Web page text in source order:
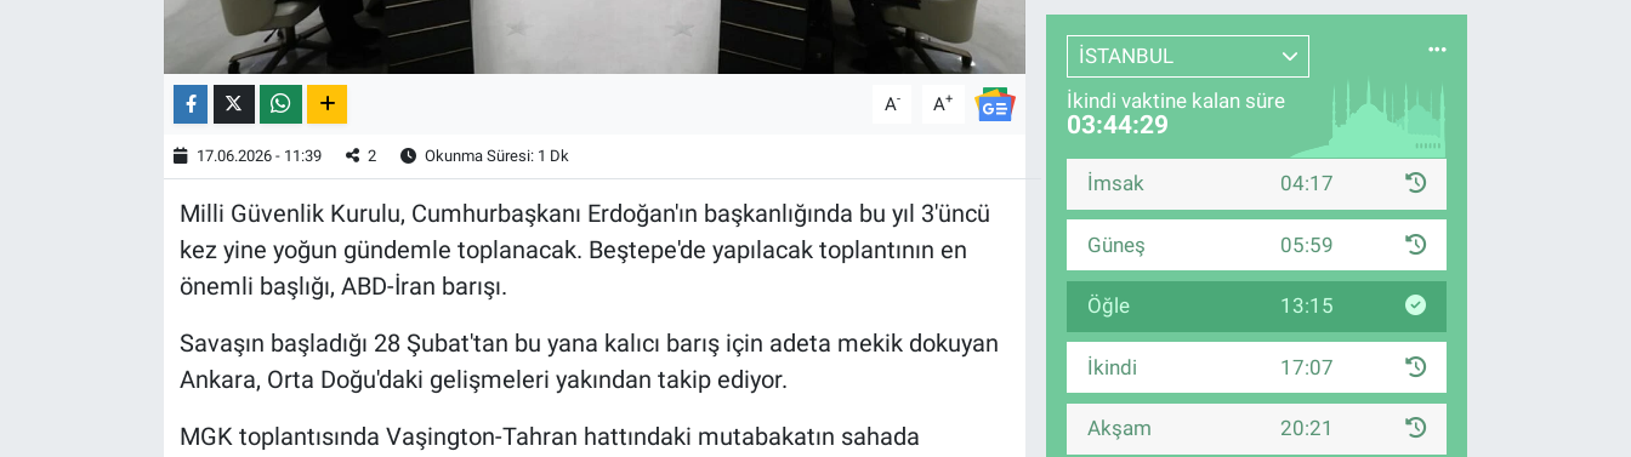
A- A+
17.06.2026 - 11:39 2 Okunma Süresi: 1 Dk
Milli Güvenlik Kurulu, Cumhurbaşkanı Erdoğan'ın başkanlığında bu yıl 3'üncü
kez yine yoğun gündemle toplanacak. Beştepe'de yapılacak toplantının en
önemli başlığı, ABD-İran barışı.
Savaşın başladığı 28 Şubat'tan bu yana kalıcı barış için adeta mekik dokuyan
Ankara, Orta Doğu'daki gelişmeleri yakından takip ediyor.
MGK toplantısında Vaşington-Tahran hattındaki mutabakatın sahada
İSTANBUL
İkindi vaktine kalan süre
03:44:28
İmsak 04:17
Güneş 05:59
Öğle 13:15
İkindi 17:07
Akşam 20:21